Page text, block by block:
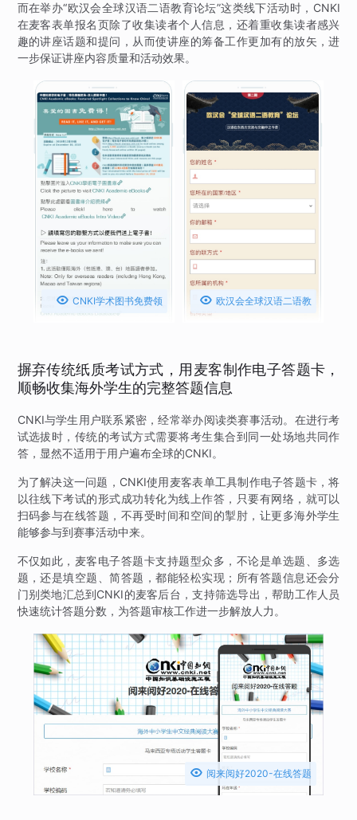
而在举办“欧汉会全球汉语二语教育论坛”这类线下活动时，CNKI
在麦客表单报名页除了收集读者个人信息，还着重收集读者感兴
趣的讲座话题和提问，从而使讲座的筹备工作更加有的放矢，进
一步保证讲座内容质量和活动效果。
 CNKI学术图书免费领
 欧汉会全球汉语二语教
摒弃传统纸质考试方式，用麦客制作电子答题卡，
顺畅收集海外学生的完整答题信息
CNKI与学生用户联系紧密，经常举办阅读类赛事活动。在进行考
试选拔时，传统的考试方式需要将考生集合到同一处场地共同作
答，显然不适用于用户遍布全球的CNKI。
为了解决这一问题，CNKI使用麦客表单工具制作电子答题卡，将
以往线下考试的形式成功转化为线上作答，只要有网络，就可以
扫码参与在线答题，不再受时间和空间的掣肘，让更多海外学生
能够参与到赛事活动中来。
不仅如此，麦客电子答题卡支持题型众多，不论是单选题、多选
题，还是填空题、简答题，都能轻松实现；所有答题信息还会分
门别类地汇总到CNKI的麦客后台，支持筛选导出，帮助工作人员
快速统计答题分数，为答题审核工作进一步解放人力。
 阅来阅好2020-在线答题